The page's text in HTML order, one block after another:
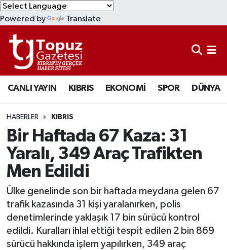
Powered by Translate
CANLI YAYIN KIBRIS EKONOMİ SPOR DÜNYA
HABERLER KIBRIS
Bir Haftada 67 Kaza: 31
Yaralı, 349 Araç Trafikten
Men Edildi
Ülke genelinde son bir haftada meydana gelen 67
trafik kazasında 31 kişi yaralanırken, polis
denetimlerinde yaklaşık 17 bin sürücü kontrol
edildi. Kuralları ihlal ettiği tespit edilen 2 bin 869
sürücü hakkında işlem yapılırken, 349 araç
KIBRIS
DÜNYA
EKONOMİ
MAGAZİN
SAĞLIK
SPOR
TEKNOLOJİ
TÜRKİYE
Lefkoşa Nöbetçi Eczaneler
Lefkoşa Hava Durumu
Lefkoşa Trafik Yoğunluk Haritası
Süper Lig Puan Durumu ve Fikstür
Tüm Manşetler
Son Dakika Haberleri
Haber Arşivi